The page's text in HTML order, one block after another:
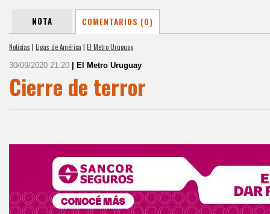
NOTA COMENTARIOS (0)
Noticias | Ligas de América | El Metro Uruguay
30/09/2020 21:20 | El Metro Uruguay
Cierre de terror